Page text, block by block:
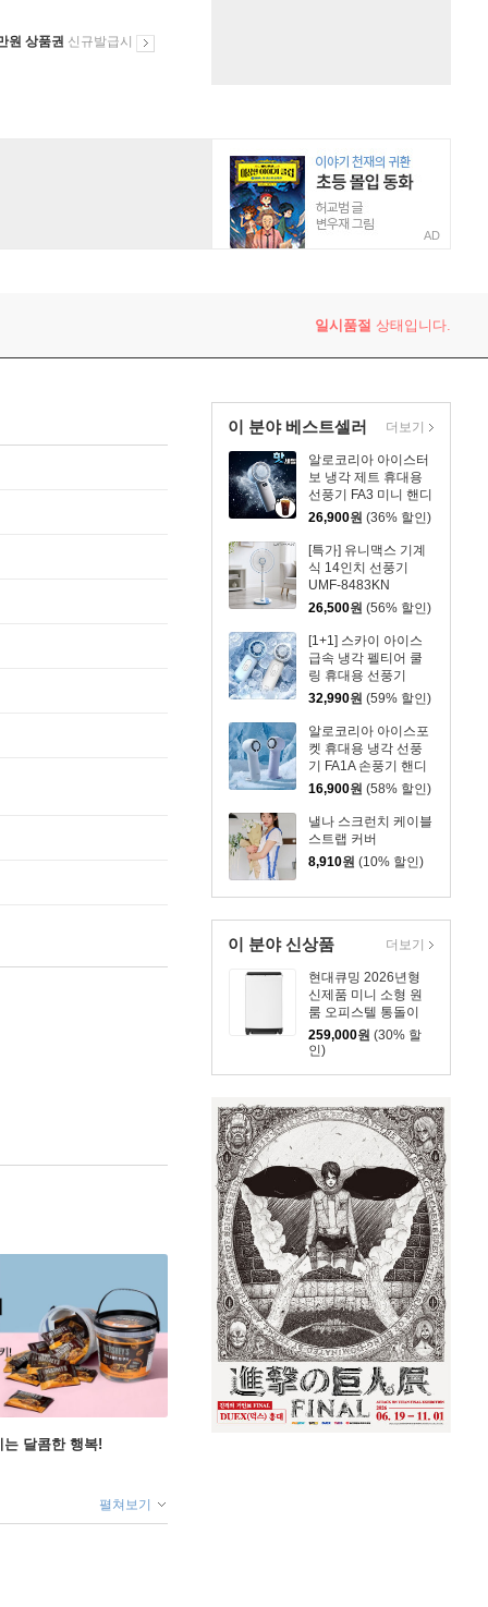
원 상품권 신규발급시
AD
일시품절 상태입니다.
이 분야 베스트셀러
알로코리아 아이스터
보 냉각 제트 휴대용
선풍기 FA3 미니 핸디
손풍기 손선풍기
26,900원 (36% 할인)
[특가] 유니맥스 기계
식 14인치 선풍기
UMF-8483KN
26,500원 (56% 할인)
[1+1] 스카이 아이스
급속 냉각 펠티어 쿨
링 휴대용 선풍기
32,990원 (59% 할인)
알로코리아 아이스포
켓 휴대용 냉각 선풍
기 FA1A 손풍기 핸디
16,900원 (58% 할인)
낼나 스크런치 케이블
스트랩 커버
8,910원 (10% 할인)
더보기
이 분야 신상품
현대큐밍 2026년형
신제품 미니 소형 원
룸 오피스텔 통돌이
세탁기 7kg
259,000원 (30% 할
인)
더보기
달콤한 행복!
펼쳐보기